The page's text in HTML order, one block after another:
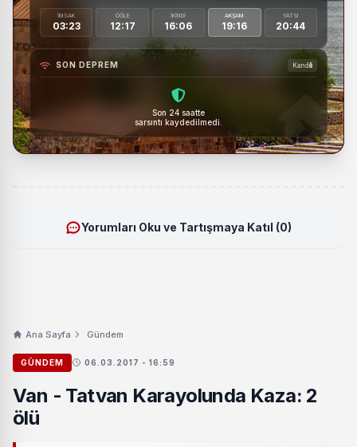
İMSAK
03:23
ÖĞLE
12:17
İKINDI
16:06
AKŞAM
19:16
YATSI
20:44
SON DEPREM Kandilli
Son 24 saatte
sarsıntı kaydedilmedi.
Yorumları Oku ve Tartışmaya Katıl (0)
Ana Sayfa Gündem
GÜNDEM 06.03.2017 - 16:59
Van - Tatvan Karayolunda Kaza: 2
ölü